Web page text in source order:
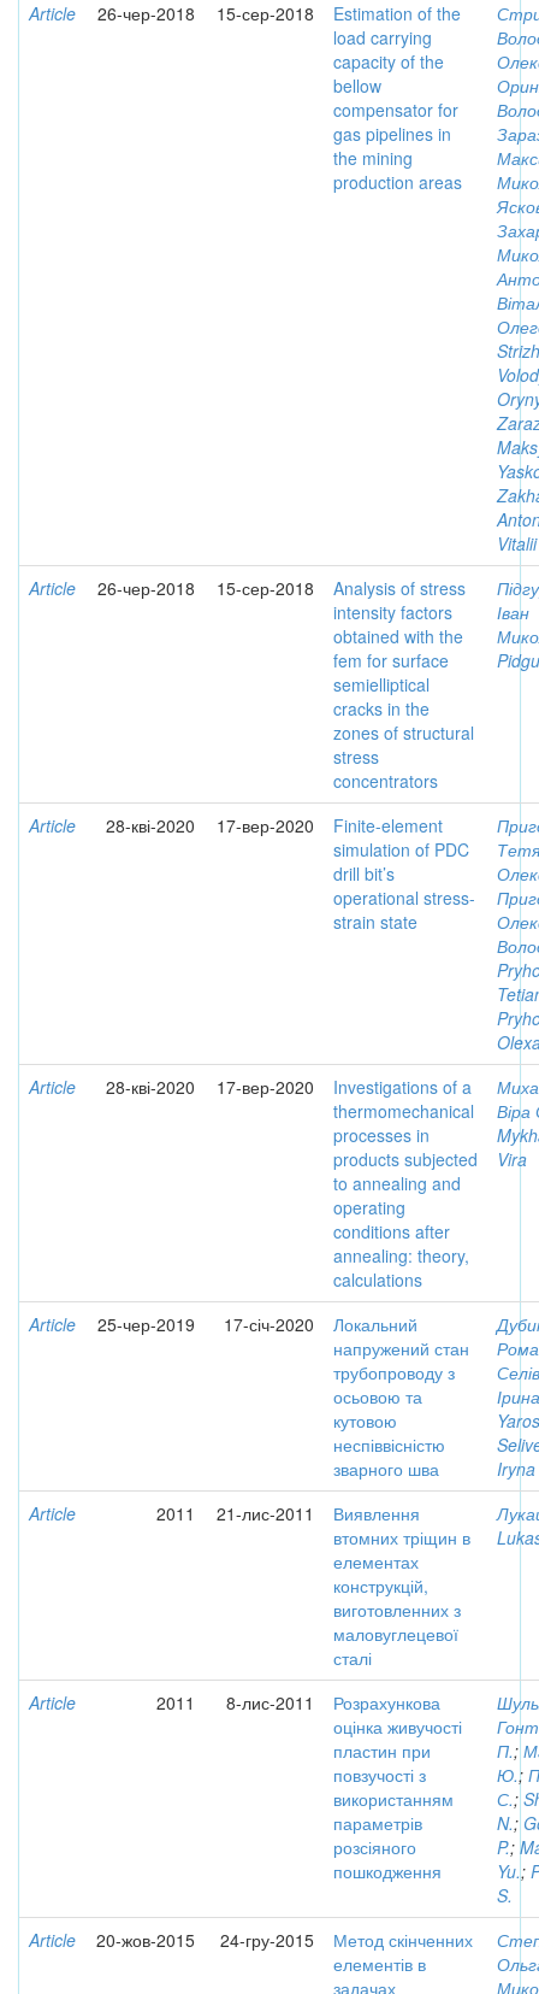
Article 26-чер-2018 15-сер-2018
Estimation of the
load carrying
capacity of the
bellow
compensator for
gas pipelines in
the mining
production areas
Vitalii
Article
26-чер-2018 15-сер-2018
Analysis of stress
intensity factors
obtained with the
fem for surface
semielliptical
cracks in the
zones of structural
stress
concentrators
Іван
Article 28-кві-2020 17-вер-2020
Finite-element
simulation of PDC
drill bit’s
operational stress-
strain state
Article
28-кві-2020 17-вер-2020
Investigations of a
thermomechanical
processes in
products subjected
to annealing and
operating
conditions after
annealing: theory,
calculations
Віра
Vira
Article 25-чер-2019 17-січ-2020
Локальний
напружений стан
трубопроводу з
осьовою та
кутовою
неспіввісністю
зварного шва
Ірина
Iryna
Article
2011 21-лис-2011
Виявлення
втомних тріщин в
елементах
конструкцій,
виготовленних з
маловуглецевої
сталі
Article 2011 8-лис-2011
Розрахункова
оцінка живучості
пластин при
повзучості з
використанням
параметрів
розсіяного
пошкодження
П.;
Ю.;
С.;
N.;
P.;
Yu.;
S.
Article
20-жов-2015 24-гру-2015
Метод скінченних
елементів в
задачах